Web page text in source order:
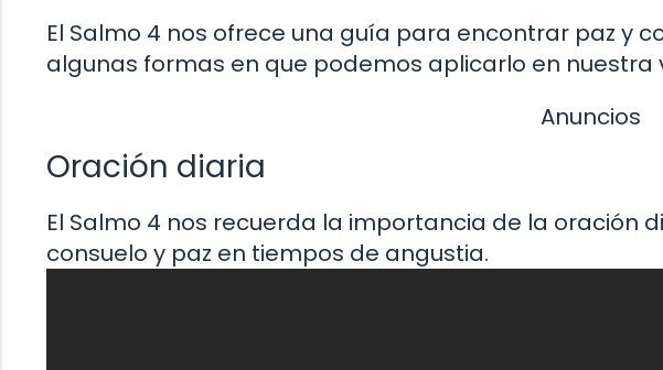
El Salmo 4 nos ofrece una guía para encontrar paz y
algunas formas en que podemos aplicarlo en nuestra
Anuncios
Oración diaria
El Salmo 4 nos recuerda la importancia de la oración
consuelo y paz en tiempos de angustia.